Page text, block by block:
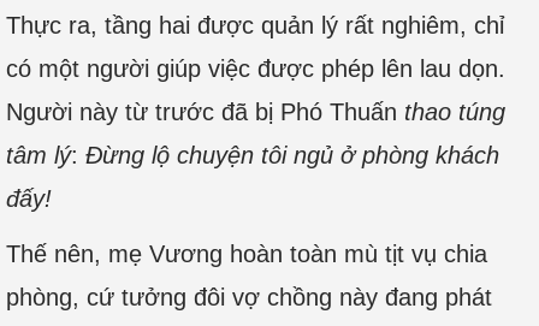
Thực ra, tầng hai được quản lý rất nghiêm, chỉ
có một người giúp việc được phép lên lau dọn.
Người này từ trước đã bị Phó Thuấn thao túng
tâm lý: Đừng lộ chuyện tôi ngủ ở phòng khách
đấy!
Thế nên, mẹ Vương hoàn toàn mù tịt vụ chia
phòng, cứ tưởng đôi vợ chồng này đang phát